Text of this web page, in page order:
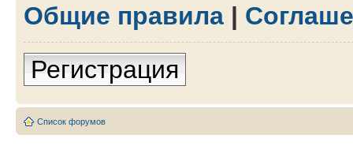
Общие правила |
Регистрация
Список форумов